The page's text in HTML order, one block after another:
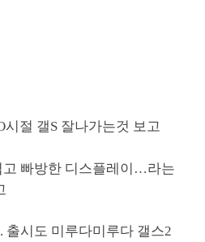
시절 갤S 잘나가는것 보고
고 빠방한 디스플레이…라는
출시도 미루다미루다 갤스2